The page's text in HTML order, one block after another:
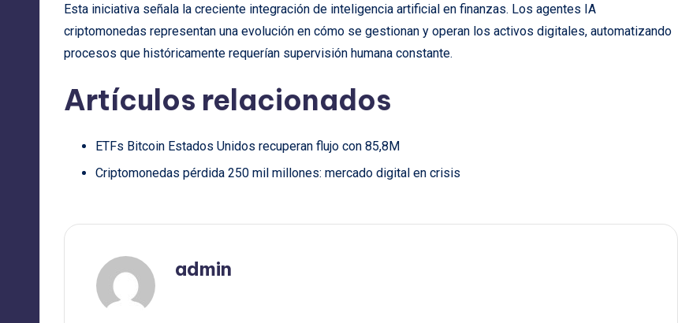
Esta iniciativa señala la creciente integración de inteligencia artificial en finanzas. Los agentes IA
criptomonedas representan una evolución en cómo se gestionan y operan los activos digitales, automatizando
procesos que históricamente requerían supervisión humana constante.
Artículos relacionados
ETFs Bitcoin Estados Unidos recuperan flujo con 85,8M
Criptomonedas pérdida 250 mil millones: mercado digital en crisis
admin